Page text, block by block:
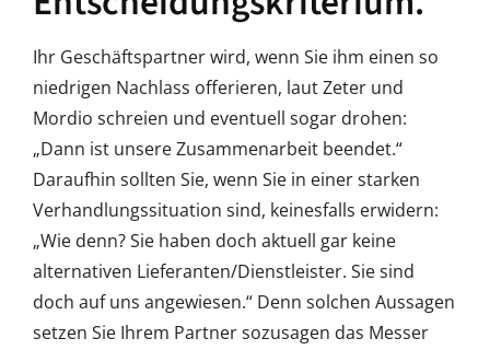
Ihr Geschäftspartner wird, wenn Sie ihm einen so
niedrigen Nachlass offerieren, laut Zeter und
Mordio schreien und eventuell sogar drohen:
„Dann ist unsere Zusammenarbeit beendet.“
Daraufhin sollten Sie, wenn Sie in einer starken
Verhandlungssituation sind, keinesfalls erwidern:
„Wie denn? Sie haben doch aktuell gar keine
alternativen Lieferanten/Dienstleister. Sie sind
doch auf uns angewiesen.“ Denn solchen Aussagen
setzen Sie Ihrem Partner sozusagen das Messer